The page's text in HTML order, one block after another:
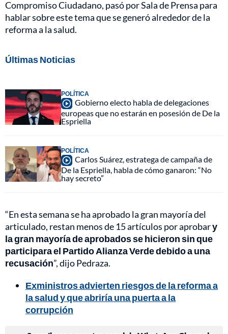
Compromiso Ciudadano, pasó por Sala de Prensa para
hablar sobre este tema que se generó alrededor de la
reforma a la salud.
Últimas Noticias
POLÍTICA
Gobierno electo habla de delegaciones
europeas que no estarán en posesión de De la
Espriella
POLÍTICA
Carlos Suárez, estratega de campaña de
De la Espriella, habla de cómo ganaron: “No
hay secreto”
“En esta semana se ha aprobado la gran mayoría del
articulado, restan menos de 15 artículos por aprobary
la gran mayoría de aprobados se hicieron sin que
participara el Partido Alianza Verde debido a una
recusación”, dijo Pedraza.
Exministros advierten riesgos de la reforma a
la salud y que abriría una puerta a la
corrupción